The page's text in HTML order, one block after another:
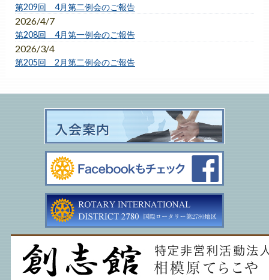
第209回 4月第二例会のご報告
2026/4/7
第208回 4月第一例会のご報告
2026/3/4
第205回 2月第二例会のご報告